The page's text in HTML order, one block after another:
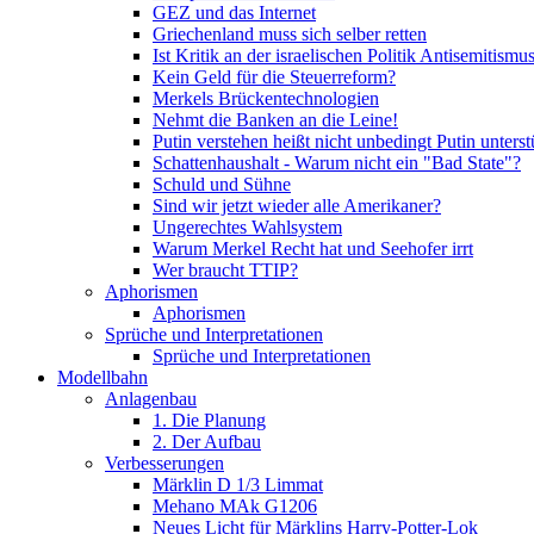
GEZ und das Internet
Griechenland muss sich selber retten
Ist Kritik an der israelischen Politik
Kein Geld für die Steuerreform?
Merkels Brückentechnologien
Nehmt die Banken an die Leine!
Putin verstehen heißt nicht unbedingt Putin
Schattenhaushalt - Warum nicht ein "Bad State"?
Schuld und Sühne
Sind wir jetzt wieder alle Amerikaner?
Ungerechtes Wahlsystem
Warum Merkel Recht hat und Seehofer irrt
Wer braucht TTIP?
Aphorismen
Aphorismen
Sprüche und Interpretationen
Sprüche und Interpretationen
Modellbahn
Anlagenbau
1. Die Planung
2. Der Aufbau
Verbesserungen
Märklin D 1/3 Limmat
Mehano MAk G1206
Neues Licht für Märklins Harry-Potter-Lok